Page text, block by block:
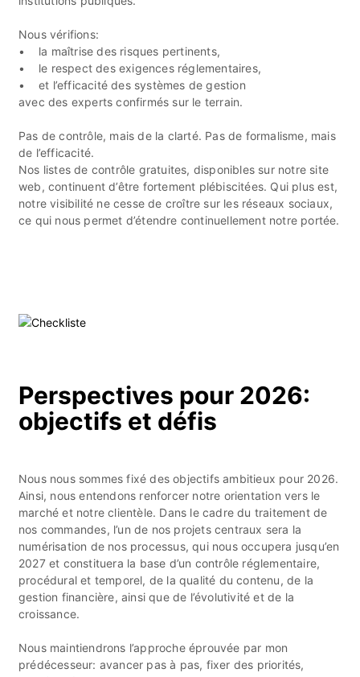
Nous vérifions:
• la maîtrise des risques pertinents,
• le respect des exigences réglementaires,
• et l’efficacité des systèmes de gestion
avec des experts confirmés sur le terrain.
Pas de contrôle, mais de la clarté. Pas de formalisme, mais
de l’efficacité.
Nos listes de contrôle gratuites, disponibles sur notre site
web, continuent d’être fortement plébiscitées. Qui plus est,
notre visibilité ne cesse de croître sur les réseaux sociaux,
ce qui nous permet d’étendre continuellement notre portée.
Perspectives pour 2026:
objectifs et défis
Nous nous sommes fixé des objectifs ambitieux pour 2026.
Ainsi, nous entendons renforcer notre orientation vers le
marché et notre clientèle. Dans le cadre du traitement de
nos commandes, l’un de nos projets centraux sera la
numérisation de nos processus, qui nous occupera jusqu’en
2027 et constituera la base d’un contrôle réglementaire,
procédural et temporel, de la qualité du contenu, de la
gestion financière, ainsi que de l’évolutivité et de la
croissance.
Nous maintiendrons l’approche éprouvée par mon
prédécesseur: avancer pas à pas, fixer des priorités,